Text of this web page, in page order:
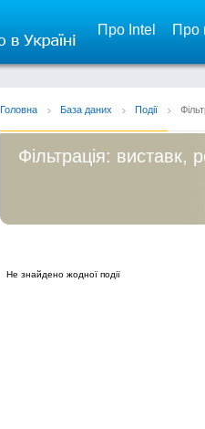
Про Intel Про
Головна База даних Події
Фільтрація: виставк,
Не знайдено жодної події